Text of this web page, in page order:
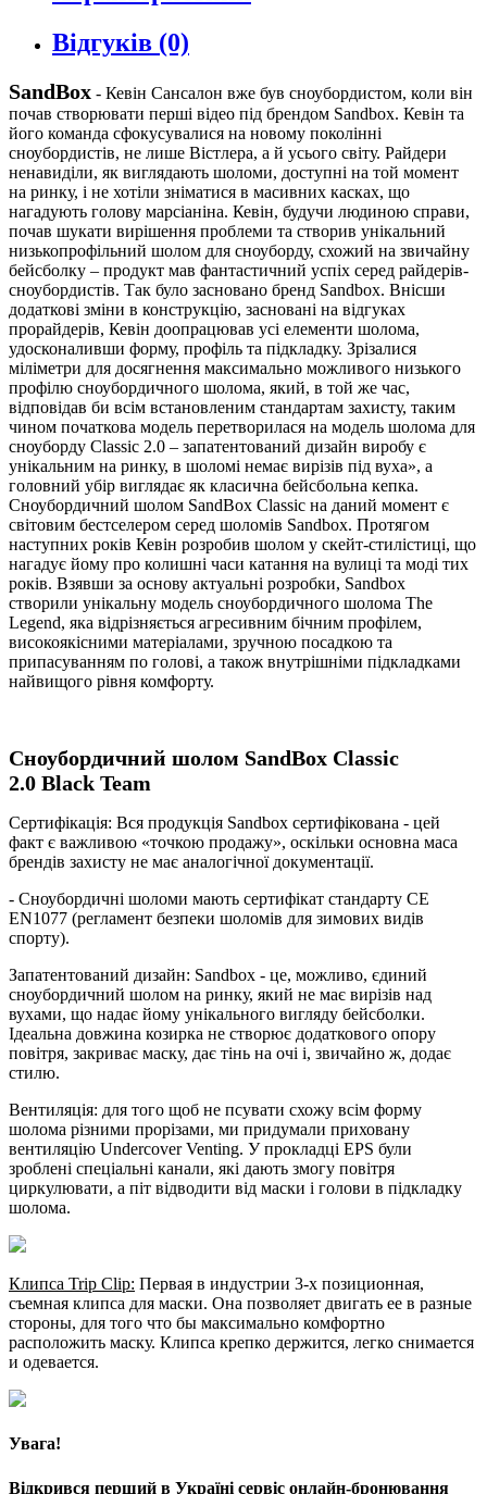
Відгуків (0)
SandBox - Кевін Сансалон вже був сноубордистом, коли він
почав створювати перші відео під брендом Sandbox. Кевін та
його команда сфокусувалися на новому поколінні
сноубордистів, не лише Вістлера, а й усього світу. Райдери
ненавиділи, як виглядають шоломи, доступні на той момент
на ринку, і не хотіли зніматися в масивних касках, що
нагадують голову марсіаніна. Кевін, будучи людиною справи,
почав шукати вирішення проблеми та створив унікальний
низькопрофільний шолом для сноуборду, схожий на звичайну
бейсболку – продукт мав фантастичний успіх серед райдерів-
сноубордистів. Так було засновано бренд Sandbox. Внісши
додаткові зміни в конструкцію, засновані на відгуках
прорайдерів, Кевін доопрацював усі елементи шолома,
удосконаливши форму, профіль та підкладку. Зрізалися
міліметри для досягнення максимально можливого низького
профілю сноубордичного шолома, який, в той же час,
відповідав би всім встановленим стандартам захисту, таким
чином початкова модель перетворилася на модель шолома для
сноуборду Classic 2.0 – запатентований дизайн виробу є
унікальним на ринку, в шоломі немає вирізів під вуха», а
головний убір виглядає як класична бейсбольна кепка.
Сноубордичний шолом SandBox Classic на даний момент є
світовим бестселером серед шоломів Sandbox. Протягом
наступних років Кевін розробив шолом у скейт-стилістиці, що
нагадує йому про колишні часи катання на вулиці та моді тих
років. Взявши за основу актуальні розробки, Sandbox
створили унікальну модель сноубордичного шолома The
Legend, яка відрізняється агресивним бічним профілем,
високоякісними матеріалами, зручною посадкою та
припасуванням по голові, а також внутрішніми підкладками
найвищого рівня комфорту.
Сноубордичний шолом SandBox Classic
2.0 Black Team
Сертифікація: Вся продукція Sandbox сертифікована - цей
факт є важливою «точкою продажу», оскільки основна маса
брендів захисту не має аналогічної документації.
- Сноубордичні шоломи мають сертифікат стандарту CE
EN1077 (регламент безпеки шоломів для зимових видів
спорту).
Запатентований дизайн: Sandbox - це, можливо, єдиний
сноубордичний шолом на ринку, який не має вирізів над
вухами, що надає йому унікального вигляду бейсболки.
Ідеальна довжина козирка не створює додаткового опору
повітря, закриває маску, дає тінь на очі і, звичайно ж, додає
стилю.
Вентиляція: для того щоб не псувати схожу всім форму
шолома різними прорізами, ми придумали приховану
вентиляцію Undercover Venting. У прокладці EPS були
зроблені спеціальні канали, які дають змогу повітря
циркулювати, а піт відводити від маски і голови в підкладку
шолома.
Клипса Trip Clip: Первая в индустрии 3-х позиционная,
съемная клипса для маски. Она позволяет двигать ее в разные
стороны, для того что бы максимально комфортно
расположить маску. Клипса крепко держится, легко снимается
и одевается.
Увага!
Відкрився перший в Україні сервіс онлайн-бронювання